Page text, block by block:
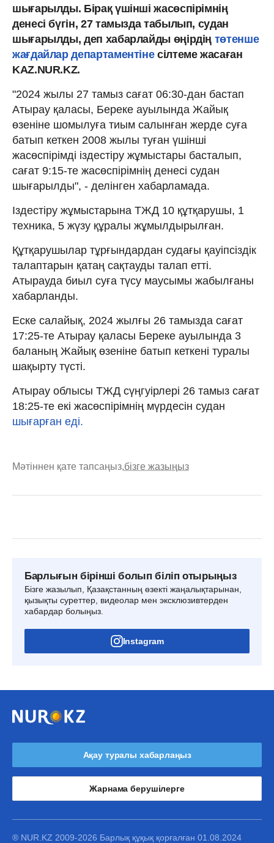
шығарылды. Бірақ үшінші жасөспірімнің
денесі бүгін, 27 тамызда табылып, судан
шығарылды, деп хабарлайды өңірдің төтенше
жағдайлар департаментінесілтеме жасаған
KAZ.NUR.KZ.
"2024 жылы 27 тамыз сағат 06:30-дан бастап
Атырау қаласы, Береке ауылында Жайық
өзеніне шомылуға тиым салынған жерде суға
батып кеткен 2008 жылы туған үшінші
жасөспірімді іздестіру жұмыстары басталып,
сағат 9:15-те жасөспірімнің денесі судан
шығарылды", - делінген хабарламада.
Іздестіру жұмыстарына ТЖД 10 құтқарушы, 1
техника, 5 жүзу құралы жұмылдырылған.
Құтқарушылар тұрғындардан судағы қауіпсіздік
талаптарын қатаң сақтауды талап етті.
Атырауда биыл суға түсу маусымы жабылғаны
хабарланды.
Еске салайық, 2024 жылғы 26 тамызда сағат
17:25-те Атырау қаласы Береке ауылында 3
баланың Жайық өзеніне батып кеткені туралы
шақырту түсті.
Атырау облысы ТЖД сүңгуірлері 26 тамыз сағат
18:25-те екі жасөспірімнің мүрдесін судан
шығарған еді.
Мәтіннен қате тапсаңыз,бізге жазыңыз
Барлығын бірінші болып біліп отырыңыз
Бізге жазылып, Қазақстанның өзекті жаңалықтарынан,
қызықты суреттер, видеолар мен эксклюзивтерден
хабардар болыңыз.
Instagram
Ақау туралы хабарлаңыз
Жарнама берушілерге
® NUR.KZ 2009-2026 Барлық құқық қорғалған 01.08.2024